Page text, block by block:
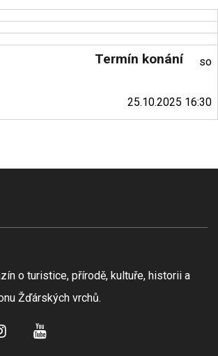
Termín konání so
25.10.2025 16:30
o turistice, přírodě, kultuře, historii a
Žďárských vrchů.